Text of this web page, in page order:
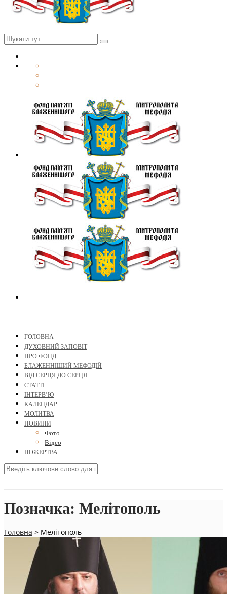
ГОЛОВНА
ДУХОВНИЙ ЗАПОВІТ
ПРО ФОНД
БЛАЖЕННІШИЙ МЕФОДІЙ
ВІД СЕРЦЯ ДО СЕРЦЯ
СТАТТІ
ІНТЕРВ’Ю
КАЛЕНДАР
МОЛИТВА
НОВИНИ
Фото
Відео
ПОЖЕРТВА
Позначка: Мелітополь
Головна > Мелітополь